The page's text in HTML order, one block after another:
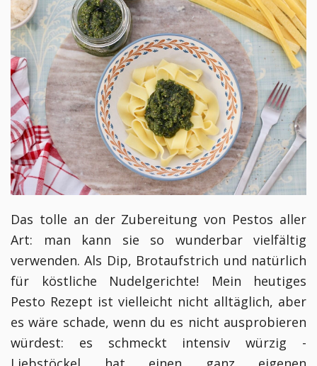
Das tolle an der Zubereitung von Pestos aller
Art: man kann sie so wunderbar vielfältig
verwenden. Als Dip, Brotaufstrich und natürlich
für köstliche Nudelgerichte! Mein heutiges
Pesto Rezept ist vielleicht nicht alltäglich, aber
es wäre schade, wenn du es nicht ausprobieren
würdest: es schmeckt intensiv würzig -